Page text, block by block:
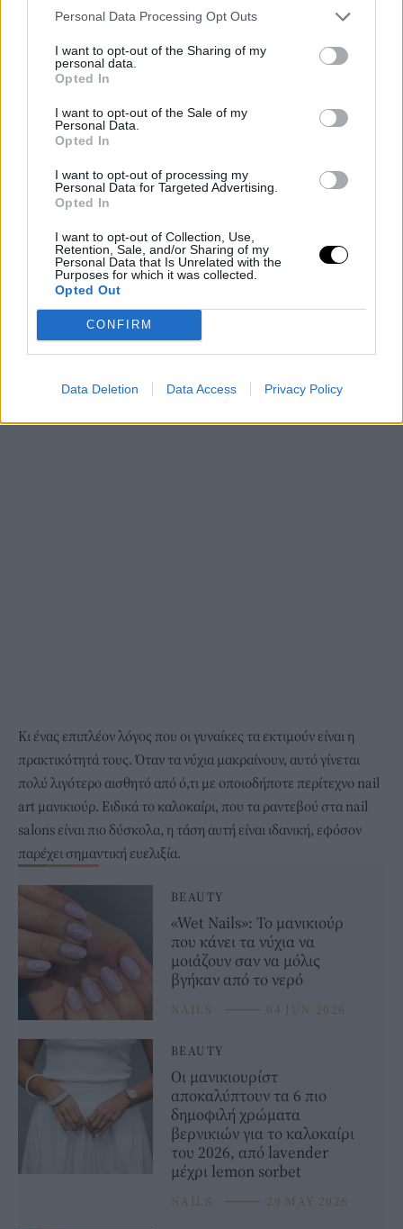
Personal Data Processing Opt Outs
I want to opt-out of the Sharing of my
personal data.
Opted In
I want to opt-out of the Sale of my
Personal Data.
Opted In
I want to opt-out of processing my
Personal Data for Targeted Advertising.
Opted In
I want to opt-out of Collection, Use,
Retention, Sale, and/or Sharing of my
Personal Data that Is Unrelated with the
Purposes for which it was collected.
Opted Out
CONFIRM
Data Deletion Data Access Privacy Policy
Από πάνω αριστερά και δεξιόστροφα:
Good.Kind.Pure Pink Cloud, Sally Hansen
Nail Lacquer Coney Island Cotton Candy, OPI
Πώς να υιοθετήσετε το bare nails trend;
Στις ηλεκτρονικές σελίδες του digital περιοδικού Who What
Wear, η nail artist Julie Russell μοιράζεται τις συμβουλές της:
«Η ιδέα είναι να αναδείξετε υγιή, τέλεια περιποιημένα νύχια
χάρη σε μια θεραπεία ενδυνάμωσης και ένα εξαιρετικά
γυαλιστερό top coat». Απλά και κομψά, τα γυμνά νύχια γίνονται
το must-have μανικιούρ της στιγμής.
Κι ένας επιπλέον λόγος που οι γυναίκες τα εκτιμούν είναι η
πρακτικότητά τους. Όταν τα νύχια μακραίνουν, αυτό γίνεται
πολύ λιγότερο αισθητό από ό,τι με οποιοδήποτε περίτεχνο nail
art μανικιούρ. Ειδικά το καλοκαίρι, που τα ραντεβού στα nail
salons είναι πιο δύσκολα, η τάση αυτή είναι ιδανική, εφόσον
παρέχει σημαντική ευελιξία.
BEAUTY
«Wet Nails»: Το μανικιούρ
που κάνει τα νύχια να
μοιάζουν σαν να μόλις
βγήκαν από το νερό
NAILS ⸻ 04 JUN 2026
BEAUTY
Οι μανικιουρίστ
αποκαλύπτουν τα 6 πιο
δημοφιλή χρώματα
βερνικιών για το καλοκαίρι
του 2026, από lavender
μέχρι lemon sorbet
NAILS ⸻ 29 MAY 2026